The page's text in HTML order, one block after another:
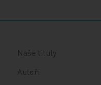
Naše tituly
Autoři